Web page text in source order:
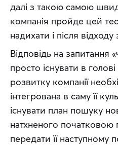
далі з такою самою
компанія пройде цей
надихати і після
Відповідь на запитання
просто існувати в
розвитку компанії
інтегрована в саму її
існувати план пошуку
натхненого
передати її наступному